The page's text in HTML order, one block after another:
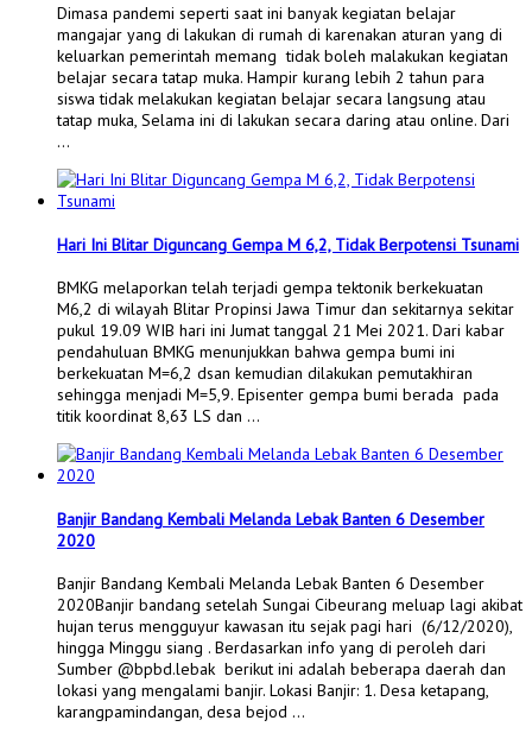
Dimasa pandemi seperti saat ini banyak kegiatan belajar
mangajar yang di lakukan di rumah di karenakan aturan yang di
keluarkan pemerintah memang tidak boleh malakukan kegiatan
belajar secara tatap muka. Hampir kurang lebih 2 tahun para
siswa tidak melakukan kegiatan belajar secara langsung atau
tatap muka, Selama ini di lakukan secara daring atau online. Dari
…
Hari Ini Blitar Diguncang Gempa M 6,2, Tidak Berpotensi Tsunami
BMKG melaporkan telah terjadi gempa tektonik berkekuatan
M6,2 di wilayah Blitar Propinsi Jawa Timur dan sekitarnya sekitar
pukul 19.09 WIB hari ini Jumat tanggal 21 Mei 2021. Dari kabar
pendahuluan BMKG menunjukkan bahwa gempa bumi ini
berkekuatan M=6,2 dsan kemudian dilakukan pemutakhiran
sehingga menjadi M=5,9. Episenter gempa bumi berada pada
titik koordinat 8,63 LS dan …
Banjir Bandang Kembali Melanda Lebak Banten 6 Desember
2020
Banjir Bandang Kembali Melanda Lebak Banten 6 Desember
2020Banjir bandang setelah Sungai Cibeurang meluap lagi akibat
hujan terus mengguyur kawasan itu sejak pagi hari (6/12/2020),
hingga Minggu siang . Berdasarkan info yang di peroleh dari
Sumber @bpbd.lebak berikut ini adalah beberapa daerah dan
lokasi yang mengalami banjir. Lokasi Banjir: 1. Desa ketapang,
karangpamindangan, desa bejod …